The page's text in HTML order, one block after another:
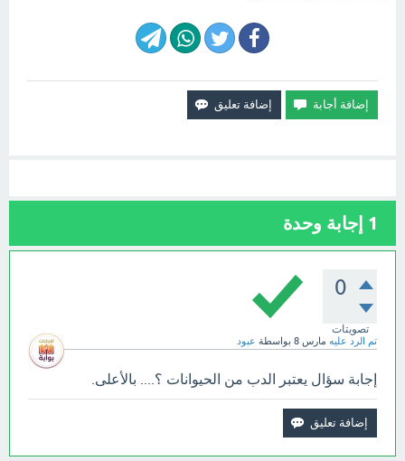
1 إجابة وحدة
0
تصويتات
تم الرد عليه مارس 8 بواسطة عبود
إجابة سؤال يعتبر الدب من الحيوانات ؟.... بالأعلى.